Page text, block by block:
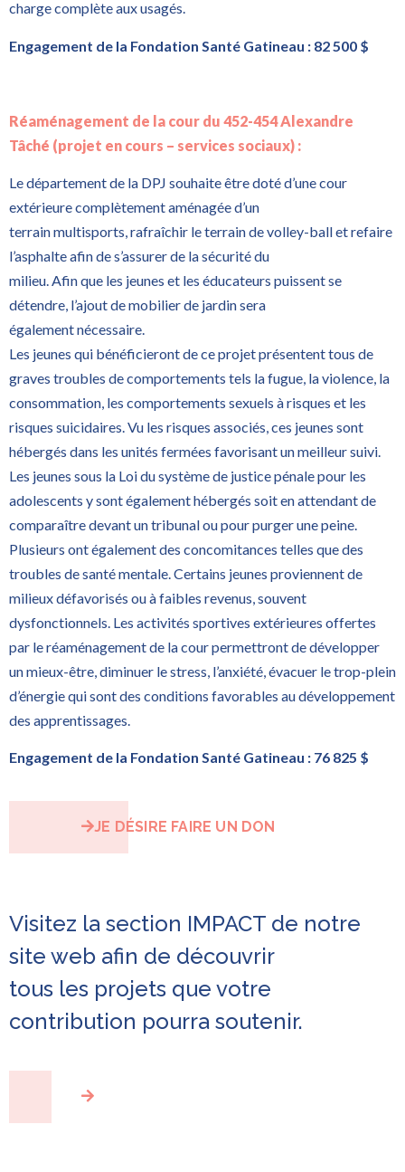
charge complète aux usagés.
Engagement de la Fondation Santé Gatineau : 82 500 $
Réaménagement de la cour du 452-454 Alexandre
Tâché (projet en cours – services sociaux) :
Le département de la DPJ souhaite être doté d’une cour
extérieure complètement aménagée d’un
terrain multisports, rafraîchir le terrain de volley-ball et refaire
l’asphalte afin de s’assurer de la sécurité du
milieu. Afin que les jeunes et les éducateurs puissent se
détendre, l’ajout de mobilier de jardin sera
également nécessaire.
Les jeunes qui bénéficieront de ce projet présentent tous de
graves troubles de comportements tels la fugue, la violence, la
consommation, les comportements sexuels à risques et les
risques suicidaires. Vu les risques associés, ces jeunes sont
hébergés dans les unités fermées favorisant un meilleur suivi.
Les jeunes sous la Loi du système de justice pénale pour les
adolescents y sont également hébergés soit en attendant de
comparaître devant un tribunal ou pour purger une peine.
Plusieurs ont également des concomitances telles que des
troubles de santé mentale. Certains jeunes proviennent de
milieux défavorisés ou à faibles revenus, souvent
dysfonctionnels. Les activités sportives extérieures offertes
par le réaménagement de la cour permettront de développer
un mieux-être, diminuer le stress, l’anxiété, évacuer le trop-plein
d’énergie qui sont des conditions favorables au développement
des apprentissages.
Engagement de la Fondation Santé Gatineau : 76 825 $
JE DÉSIRE FAIRE UN DON
Visitez la section IMPACT de notre
site web afin de découvrir
tous les projets que votre
contribution pourra soutenir.